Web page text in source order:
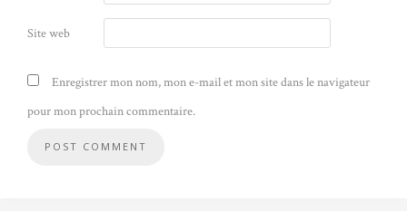
Site web
Enregistrer mon nom, mon e-mail et mon site dans le navigateur
pour mon prochain commentaire.